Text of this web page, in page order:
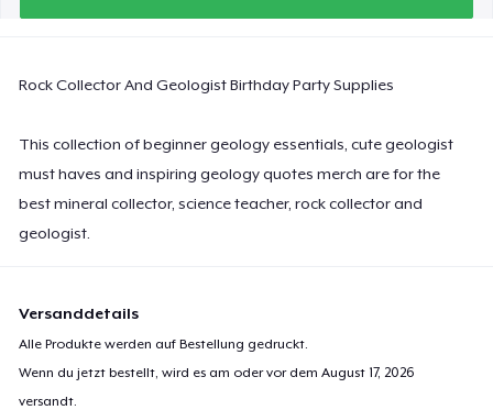
Rock Collector And Geologist Birthday Party Supplies
This collection of beginner geology essentials, cute geologist
must haves and inspiring geology quotes merch are for the
best mineral collector, science teacher, rock collector and
geologist.
Versanddetails
Alle Produkte werden auf Bestellung gedruckt.
Wenn du jetzt bestellt, wird es am oder vor demAugust 17, 2026
versandt.